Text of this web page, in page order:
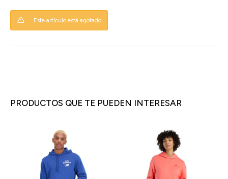
Este artículo está agotado.
PRODUCTOS QUE TE PUEDEN INTERESAR